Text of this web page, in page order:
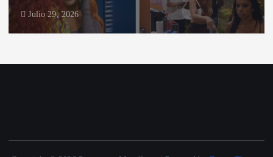
Julio 28, 2026